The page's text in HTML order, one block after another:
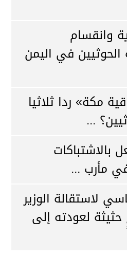
وانقسام
في اليمن
مكة» ردا ثلاثيا
...
بالاشتباكات
مأرب ...
لاستقالة الوزير
لعودته إلى